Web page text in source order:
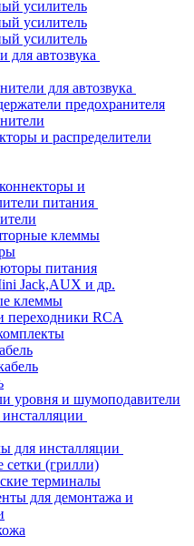
усилитель
усилитель
усилитель
для автозвука
для автозвука
предохранителя
и распределители
и
питания
клеммы
питания
Jack,AUX и др.
клеммы
переходники RCA
уровня и шумоподавители
для инсталляции
сетки (грилли)
терминалы
для демонтажа и